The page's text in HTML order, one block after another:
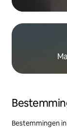
Bestemmingen